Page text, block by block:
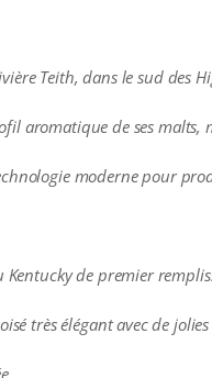
Teith, dans le sud des
aromatique de ses malts,
moderne pour
de premier
très élégant avec de